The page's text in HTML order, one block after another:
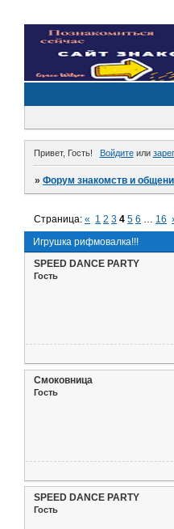
Привет, Гость! Войдитеили
»Форум знакомств и
Игрушка рифмовалка!!!
Страница:« 1 2 3 4 5 6 … 16
SPEED DANCE PARTY
Гость
Смоковница
Гость
SPEED DANCE PARTY
Гость